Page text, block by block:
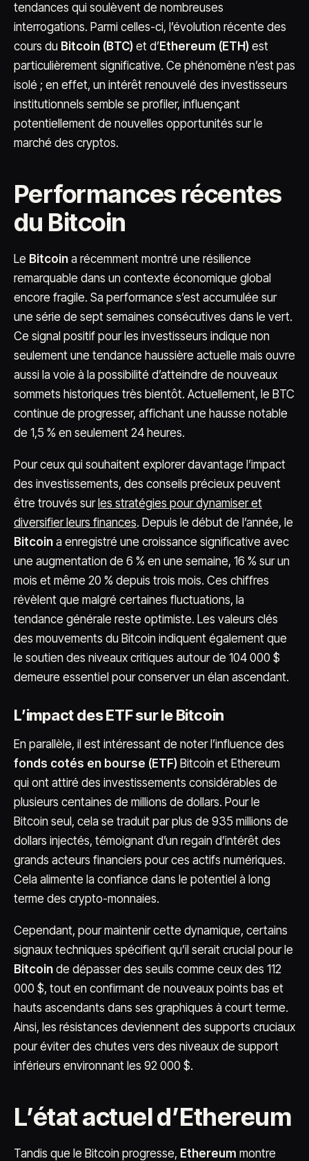
tendances qui soulèvent de nombreuses
interrogations. Parmi celles-ci, l’évolution récente des
cours du Bitcoin (BTC) et d’Ethereum (ETH) est
particulièrement significative. Ce phénomène n’est pas
isolé ; en effet, un intérêt renouvelé des investisseurs
institutionnels semble se profiler, influençant
potentiellement de nouvelles opportunités sur le
marché des cryptos.
Performances récentes
du Bitcoin
Le Bitcoin a récemment montré une résilience
remarquable dans un contexte économique global
encore fragile. Sa performance s’est accumulée sur
une série de sept semaines consécutives dans le vert.
Ce signal positif pour les investisseurs indique non
seulement une tendance haussière actuelle mais ouvre
aussi la voie à la possibilité d’atteindre de nouveaux
sommets historiques très bientôt. Actuellement, le BTC
continue de progresser, affichant une hausse notable
de 1,5 % en seulement 24 heures.
Pour ceux qui souhaitent explorer davantage l’impact
des investissements, des conseils précieux peuvent
être trouvés sur les stratégies pour dynamiser et
diversifier leurs finances. Depuis le début de l’année, le
Bitcoin a enregistré une croissance significative avec
une augmentation de 6 % en une semaine, 16 % sur un
mois et même 20 % depuis trois mois. Ces chiffres
révèlent que malgré certaines fluctuations, la
tendance générale reste optimiste. Les valeurs clés
des mouvements du Bitcoin indiquent également que
le soutien des niveaux critiques autour de 104 000 $
demeure essentiel pour conserver un élan ascendant.
L’impact des ETF sur le Bitcoin
En parallèle, il est intéressant de noter l’influence des
fonds cotés en bourse (ETF) Bitcoin et Ethereum
qui ont attiré des investissements considérables de
plusieurs centaines de millions de dollars. Pour le
Bitcoin seul, cela se traduit par plus de 935 millions de
dollars injectés, témoignant d’un regain d’intérêt des
grands acteurs financiers pour ces actifs numériques.
Cela alimente la confiance dans le potentiel à long
terme des crypto-monnaies.
Cependant, pour maintenir cette dynamique, certains
signaux techniques spécifient qu’il serait crucial pour le
Bitcoin de dépasser des seuils comme ceux des 112
000 $, tout en confirmant de nouveaux points bas et
hauts ascendants dans ses graphiques à court terme.
Ainsi, les résistances deviennent des supports cruciaux
pour éviter des chutes vers des niveaux de support
inférieurs environnant les 92 000 $.
L’état actuel d’Ethereum
Tandis que le Bitcoin progresse, Ethereum montre